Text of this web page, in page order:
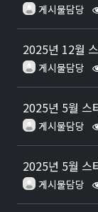
게시물담당
게시물담당
2025년 5월 스
게시물담당
게시물담당